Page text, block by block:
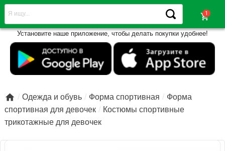
shopping_cart
Установите наше приложение, чтобы делать покупки удобнее!
 Одежда и обувь Форма спортивная
Форма
спортивная для девочек
Костюмы спортивные
трикотажные для девочек